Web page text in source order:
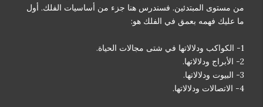
من مستوى المبتدئين. فسندرس هنا جزء من أساسيات الفلك. أول
ما عليك فهمه بعمق في الفلك هو:
1- الكواكب ودلالاتها في شتى مجالات الحياة.
2- الأبراج ودلالاتها.
3- البيوت ودلالاتها.
4- الاتصالات ودلالاتها.